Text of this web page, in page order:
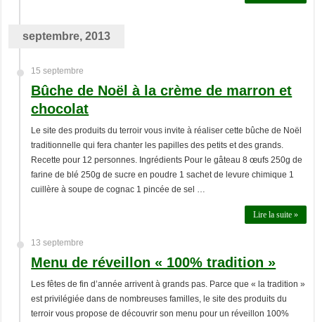
septembre, 2013
15 septembre
Bûche de Noël à la crème de marron et
chocolat
Le site des produits du terroir vous invite à réaliser cette bûche de Noël
traditionnelle qui fera chanter les papilles des petits et des grands.
Recette pour 12 personnes. Ingrédients Pour le gâteau 8 œufs 250g de
farine de blé 250g de sucre en poudre 1 sachet de levure chimique 1
cuillère à soupe de cognac 1 pincée de sel …
Lire la suite »
13 septembre
Menu de réveillon « 100% tradition »
Les fêtes de fin d’année arrivent à grands pas. Parce que « la tradition »
est privilégiée dans de nombreuses familles, le site des produits du
terroir vous propose de découvrir son menu pour un réveillon 100%